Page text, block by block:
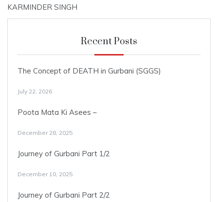
KARMINDER SINGH
Recent Posts
The Concept of DEATH in Gurbani (SGGS)
July 22, 2026
Poota Mata Ki Asees –
December 28, 2025
Journey of Gurbani Part 1/2
December 10, 2025
Journey of Gurbani Part 2/2